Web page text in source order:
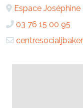
Espace Joséphine
03 76 15 00 95